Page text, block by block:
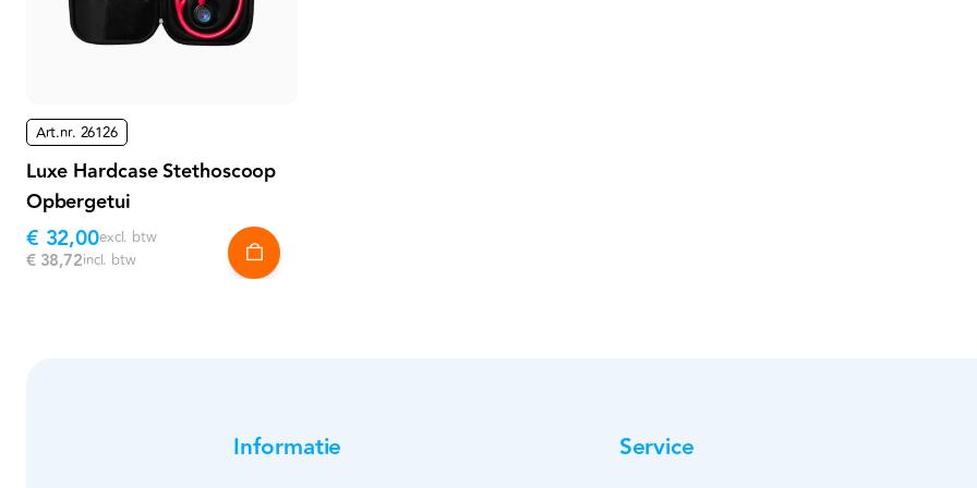
Art.nr. 26126
Luxe Hardcase Stethoscoop
Opbergetui
€ 32,00excl. btw
€ 38,72incl. btw
Informatie Service